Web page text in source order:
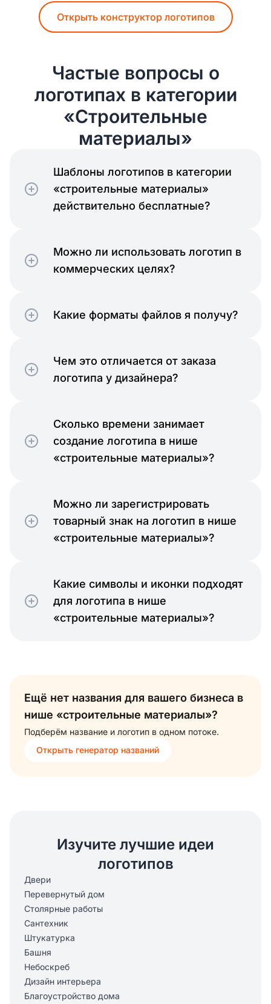
Открыть конструктор логотипов
Частые вопросы о
логотипах в категории
«Строительные
материалы»
Шаблоны логотипов в категории
«строительные материалы»
действительно бесплатные?
Можно ли использовать логотип в
коммерческих целях?
Какие форматы файлов я получу?
Чем это отличается от заказа
логотипа у дизайнера?
Сколько времени занимает
создание логотипа в нише
«строительные материалы»?
Можно ли зарегистрировать
товарный знак на логотип в нише
«строительные материалы»?
Какие символы и иконки подходят
для логотипа в нише
«строительные материалы»?
Ещё нет названия для вашего бизнеса в
нише «строительные материалы»?
Подберём название и логотип в одном потоке.
Открыть генератор названий
Изучите лучшие идеи
логотипов
Двери
Перевернутый дом
Столярные работы
Сантехник
Штукатурка
Башня
Небоскреб
Дизайн интерьера
Благоустройство дома